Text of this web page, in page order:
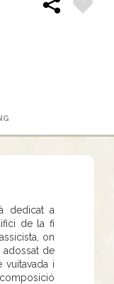
dedicat a
de la fi
on
adossat de
vuitavada i